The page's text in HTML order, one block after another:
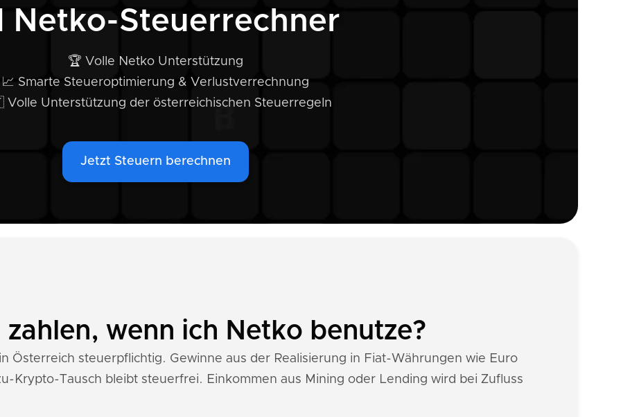
Netko-Steuerrechner
🏆 Volle Netko Unterstützung
📈 Smarte Steueroptimierung & Verlustverrechnung
Unterstützung der österreichischen Steuerregeln
Jetzt Steuern berechnen
zahlen, wenn ich Netko benutze?
Österreich steuerpflichtig. Gewinne aus der Realisierung in Fiat-Währungen wie Euro
Krypto-Tausch bleibt steuerfrei. Einkommen aus Mining oder Lending wird bei Zufluss